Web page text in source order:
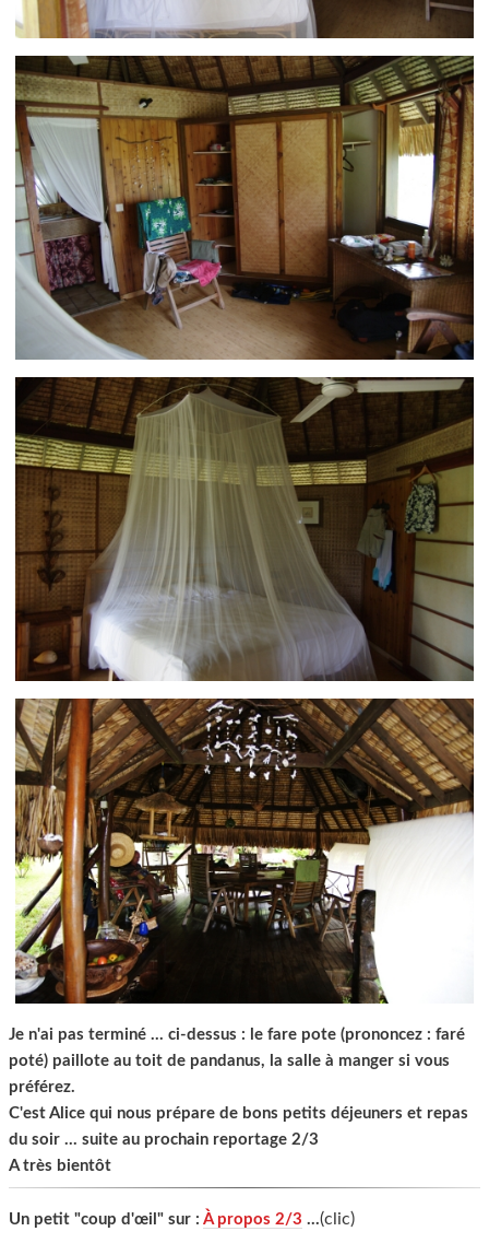
Je n'ai pas terminé ... ci-dessus : le fare pote (prononcez : faré
poté) paillote au toit de pandanus, la salle à manger si vous
préférez.
C'est Alice qui nous prépare de bons petits déjeuners et repas
du soir ... suite au prochain reportage 2/3
A très bientôt
Un petit "coup d'œil" sur : À propos 2/3 ...(clic)